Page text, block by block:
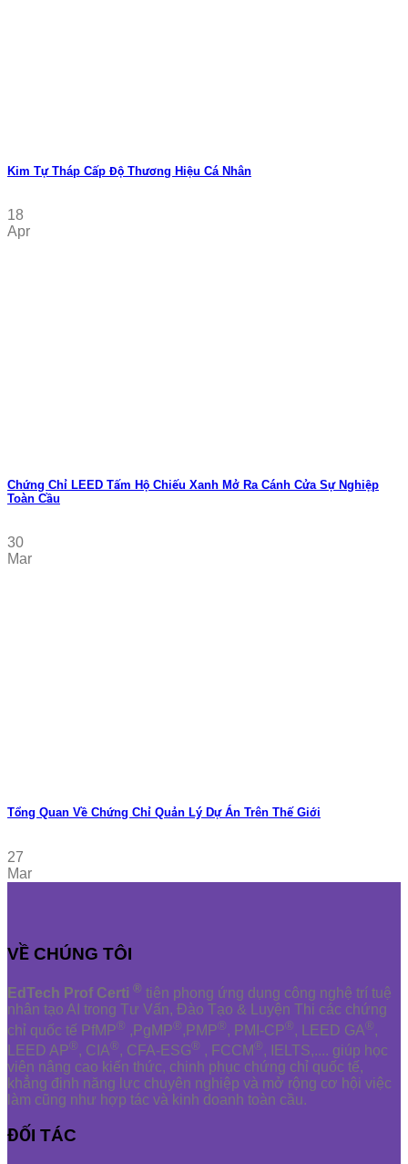
Kim Tự Tháp Cấp Độ Thương Hiệu Cá Nhân
18
Apr
Chứng Chỉ LEED Tấm Hộ Chiếu Xanh Mở Ra Cánh Cửa Sự Nghiệp
Toàn Cầu
30
Mar
Tổng Quan Về Chứng Chỉ Quản Lý Dự Án Trên Thế Giới
27
Mar
VỀ CHÚNG TÔI
EdTech Prof Certi ® tiên phong ứng dụng công nghệ trí tuệ
nhân tạo AI trong Tư Vấn, Đào Tạo & Luyện Thi các chứng
chỉ quốc tế PfMP® ,PgMP®,PMP®, PMI-CP®, LEED GA®,
LEED AP®, CIA®, CFA-ESG® , FCCM®, IELTS,.... giúp học
viên nâng cao kiến thức, chinh phục chứng chỉ quốc tế,
khẳng định năng lực chuyên nghiệp và mở rộng cơ hội việc
làm cũng như hợp tác và kinh doanh toàn cầu.
ĐỐI TÁC